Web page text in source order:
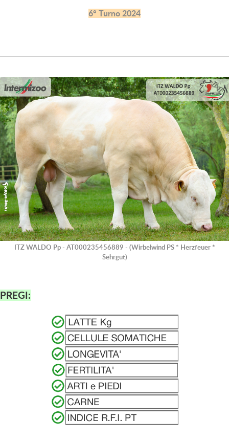
6° Turno 2024
ITZ WALDO Pp - AT000235456889 - (Wirbelwind PS * Herzfeuer *
Sehrgut)
PREGI: